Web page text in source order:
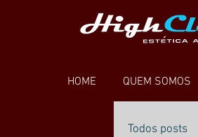
HOME QUEM SOMOS
Todos posts